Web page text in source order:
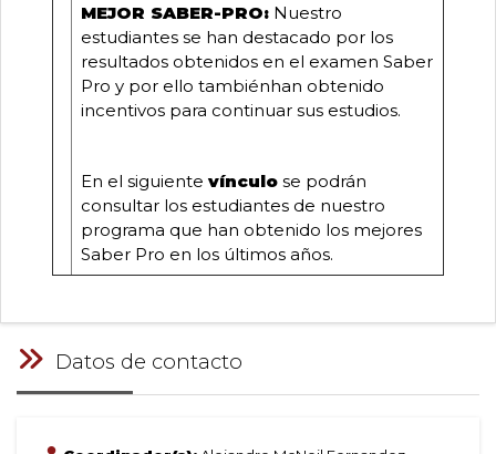
MEJOR SABER-PRO: Nuestro
estudiantes se han destacado por los
resultados obtenidos en el examen Saber
Pro y por ello tambiénhan obtenido
incentivos para continuar sus estudios.
En el siguiente vínculo se podrán
consultar los estudiantes de nuestro
programa que han obtenido los mejores
Saber Pro en los últimos años.
Datos de contacto